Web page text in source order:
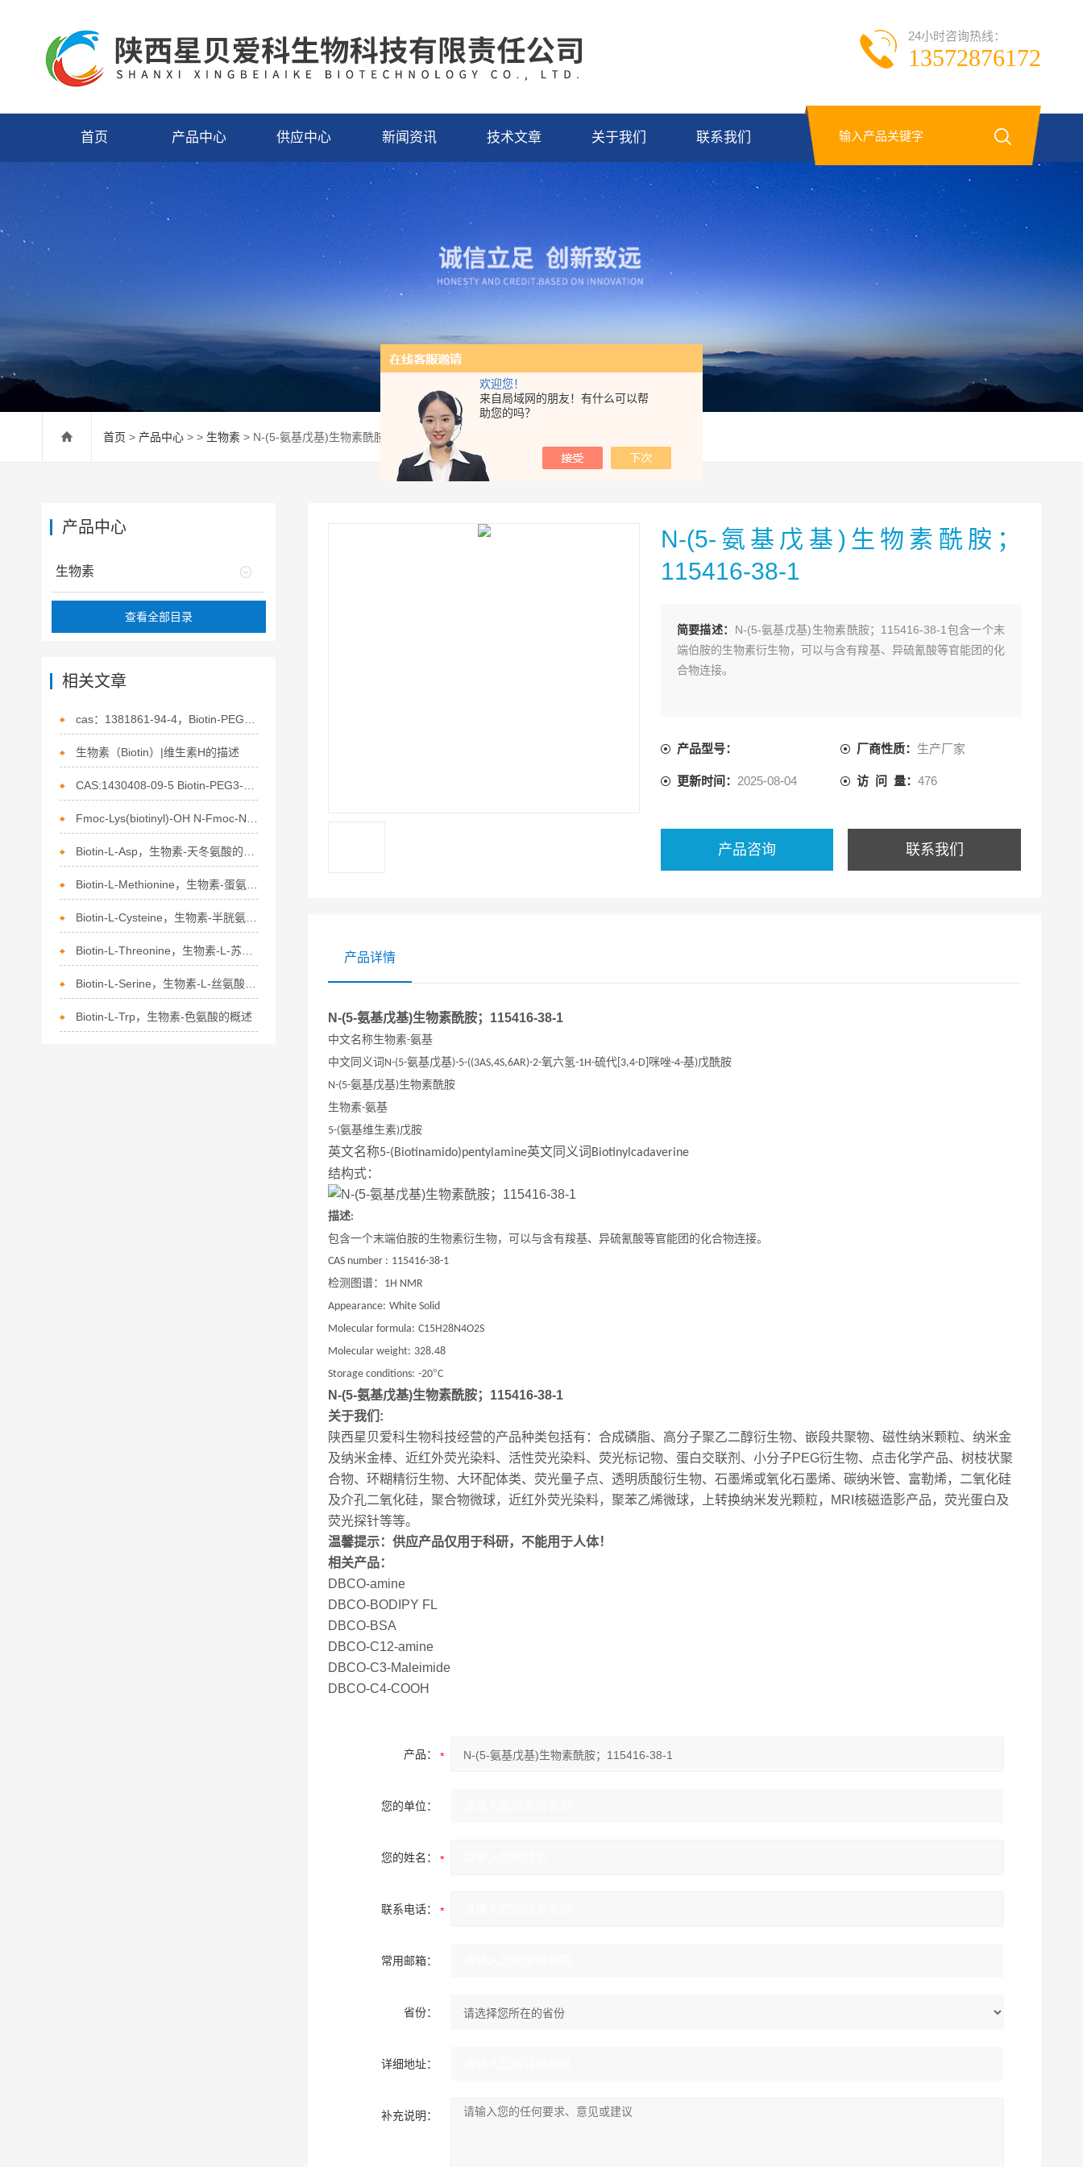
欢迎您！
来自局域网的朋友！有什么可以帮
助您的吗？
24小时咨询热线：
13572876172
首页 产品中心 供应中心 新闻资讯 技术文章 关于我们 联系我们
首页 > 产品中心 > > 生物素 > N-(5-氨基戊基)生物素酰胺；115416-38-1
N-(5-氨基戊基)生物素酰胺；
115416-38-1
简要描述： N-(5-氨基戊基)生物素酰胺；115416-38-1包含一个末
端伯胺的生物素衍生物，可以与含有羧基、异硫氰酸等官能团的化
合物连接。
产品型号： 厂商性质： 生产厂家
更新时间： 2025-08-04 访 问 量：476
产品咨询 联系我们
产品详情
N-(5-氨基戊基)生物素酰胺；115416-38-1
中文名称生物素-氨基
中文同义词 N-(5-氨基戊基)-5-((3AS,4S,6AR)-2-氧六氢-1H-硫代 [3,4-D] 咪唑-4-基)戊酰胺
N-(5-氨基戊基)生物素酰胺
生物素-氨基
5-(氨基维生素)戊胺
英文名称5-(Biotinamido)pentylamine英文同义词 Biotinylcadaverine
结构式：
描述:
包含一个末端伯胺的生物素衍生物，可以与含有羧基、异硫氰酸等官能团的化合物连接。
CAS number : 115416-38-1
检测图谱： 1H NMR
Appearance: White Solid
Molecular formula: C15H28N4O2S
Molecular weight: 328.48
Storage conditions: -20°C
N-(5-氨基戊基)生物素酰胺；115416-38-1
关于我们:
陕西星贝爱科生物科技经营的产品种类包括有：合成磷脂、高分子聚乙二醇衍生物、嵌段共聚物、磁性纳米颗粒、纳米金
及纳米金棒、近红外荧光染料、活性荧光染料、荧光标记物、蛋白交联剂、小分子PEG衍生物、点击化学产品、树枝状聚
合物、环糊精衍生物、大环配体类、荧光量子点、透明质酸衍生物、石墨烯或氧化石墨烯、碳纳米管、富勒烯，二氧化硅
及介孔二氧化硅，聚合物微球，近红外荧光染料，聚苯乙烯微球，上转换纳米发光颗粒，MRI核磁造影产品，荧光蛋白及
荧光探针等等。
温馨提示：供应产品仅用于科研，不能用于人体！
相关产品：
DBCO-amine
DBCO-BODIPY FL
DBCO-BSA
DBCO-C12-amine
DBCO-C3-Maleimide
DBCO-C4-COOH
产品：
您的单位：
您的姓名：
联系电话：
常用邮箱：
省份：
详细地址：
补充说明：
产品中心
生物素
查看全部目录
相关文章
生物素（Biotin）|维生素H的描述
Biotin-L-Threonine，生物素-L-苏氨酸的分子结构与特性
Biotin-L-Serine，生物素-L-丝氨酸的特点
Biotin-L-Trp，生物素-色氨酸的概述